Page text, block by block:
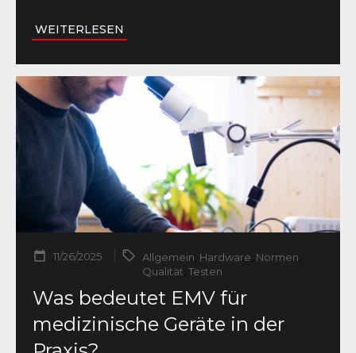
WEITERLESEN
11/26/2025 Allgemein Hardware Normen
Qualität Testen
Was bedeutet EMV für
medizinische Geräte in der